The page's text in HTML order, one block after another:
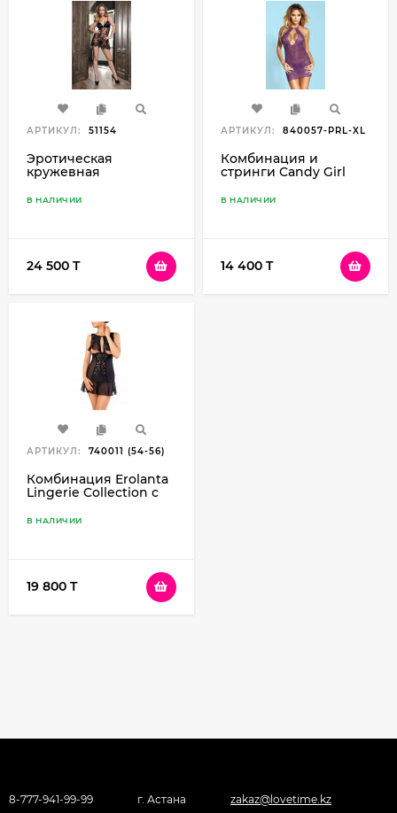
АРТИКУЛ: 51154
Эротическая
кружевная
разрезом сзади и
В НАЛИЧИИ
24 500 T
АРТИКУЛ: 840057-PRL-XL
Комбинация и
стринги Candy Girl
XL
В НАЛИЧИИ
14 400 T
АРТИКУЛ: 740011 (54-56)
Комбинация Erolanta
Lingerie Collection с
черная (54-56)
В НАЛИЧИИ
19 800 T
8-777-941-99-99 г. Астана zakaz@lovetime.kz